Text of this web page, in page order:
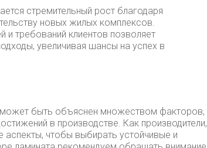
стремительный рост благодаря
новых жилых комплексов.
и требований клиентов позволяет
увеличивая шансы на успех в
может быть объяснен множеством факторов,
в производстве. Как производители,
чтобы выбирать устойчивые и